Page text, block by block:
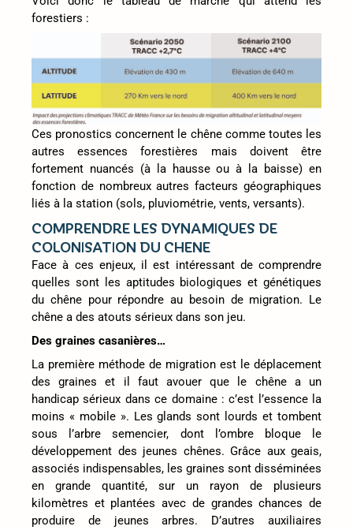
forestiers :
Ces pronostics concernent le chêne comme toutes les
autres essences forestières mais doivent être
fortement nuancés (à la hausse ou à la baisse) en
fonction de nombreux autres facteurs géographiques
liés à la station (sols, pluviométrie, vents, versants).
COMPRENDRE LES DYNAMIQUES DE
COLONISATION DU CHENE
Face à ces enjeux, il est intéressant de comprendre
quelles sont les aptitudes biologiques et génétiques
du chêne pour répondre au besoin de migration. Le
chêne a des atouts sérieux dans son jeu.
Des graines casanières…
La première méthode de migration est le déplacement
des graines et il faut avouer que le chêne a un
handicap sérieux dans ce domaine : c’est l’essence la
moins « mobile ». Les glands sont lourds et tombent
sous l’arbre semencier, dont l’ombre bloque le
développement des jeunes chênes. Grâce aux geais,
associés indispensables, les graines sont disséminées
en grande quantité, sur un rayon de plusieurs
kilomètres et plantées avec de grandes chances de
produire de jeunes arbres. D’autres auxiliaires